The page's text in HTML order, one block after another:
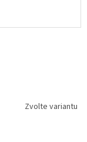
Zvolte variantu